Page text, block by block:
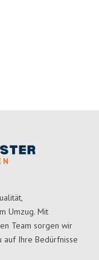
Umzug. Mit
Team sorgen wir
auf Ihre Bedürfnisse